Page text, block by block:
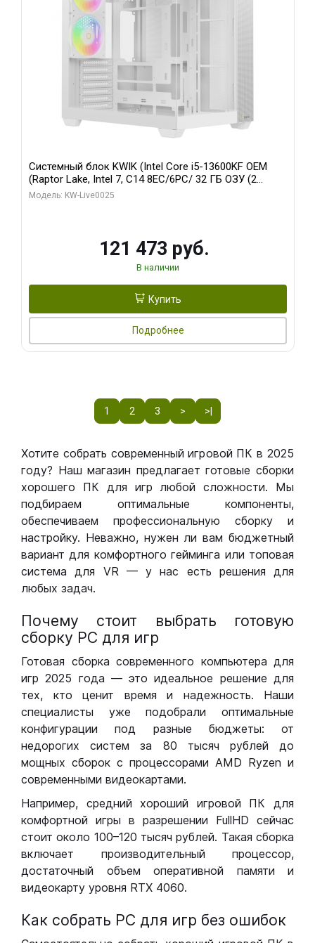
Системный блок KWIK (Intel Core i5-13600KF OEM
(Raptor Lake, Intel 7, C14 8EC/6PC/ 32 ГБ ОЗУ (2
модуля)/ Gigabyte RTX5060 WINDFORCE OC 8GB
Модель: KW-Live0025
121 473 руб.
В наличии
Купить
Подробнее
1 2 3 > >|
Хотите собрать современный игровой ПК в 2025
году? Наш магазин предлагает готовые сборки
хорошего ПК для игр любой сложности. Мы
подбираем оптимальные компоненты,
обеспечиваем профессиональную сборку и
настройку. Неважно, нужен ли вам бюджетный
вариант для комфортного гейминга или топовая
система для VR — у нас есть решения для
любых задач.
Почему стоит выбрать готовую
сборку РС для игр
Готовая сборка современного компьютера для
игр 2025 года — это идеальное решение для
тех, кто ценит время и надежность. Наши
специалисты уже подобрали оптимальные
конфигурации под разные бюджеты: от
недорогих систем за 80 тысяч рублей до
мощных сборок с процессорами AMD Ryzen и
современными видеокартами.
Например, средний хороший игровой ПК для
комфортной игры в разрешении FullHD сейчас
стоит около 100–120 тысяч рублей. Такая сборка
включает производительный процессор,
достаточный объем оперативной памяти и
видеокарту уровня RTX 4060.
Как собрать РС для игр без ошибок